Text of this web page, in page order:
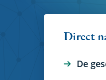
Direct
De